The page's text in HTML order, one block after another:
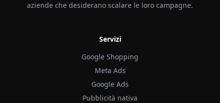
aziende che desiderano scalare le loro campagne.
Servizi
Google Shopping
Meta Ads
Google Ads
Pubblicità nativa